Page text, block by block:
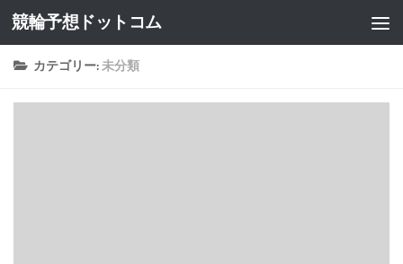
コンテンツへスキップ
競輪予想ドットコム
カテゴリー:未分類